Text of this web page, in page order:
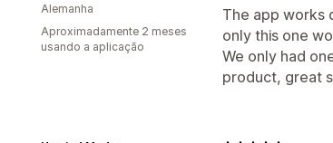
The app works
only this one
We only had
product, great
Alemanha
Aproximadamente 2 meses
usando a aplicação